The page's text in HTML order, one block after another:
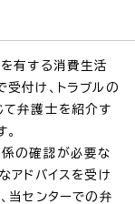
有する消費生活
付け、トラブルの
て弁護士を紹介す
の確認が必要な
アドバイスを受け
当センターでの弁